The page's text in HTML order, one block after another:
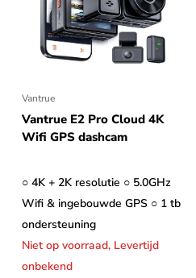
Vantrue
Vantrue E2 Pro Cloud 4K
Wifi GPS dashcam
○ 4K + 2K resolutie ○ 5.0GHz
Wifi & ingebouwde GPS ○ 1 tb
ondersteuning
Niet op voorraad, Levertijd
onbekend